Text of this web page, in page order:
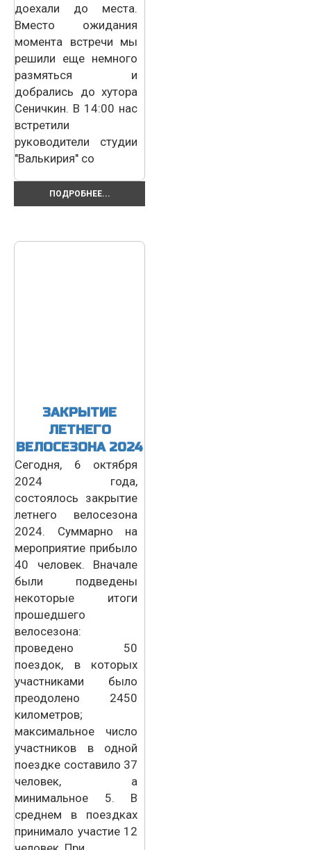
доехали до места.
Вместо ожидания
момента встречи мы
решили еще немного
размяться и
добрались до хутора
Сеничкин. В 14:00 нас
встретили
руководители студии
"Валькирия" со
ПОДРОБНЕЕ...
ЗАКРЫТИЕ
ЛЕТНЕГО
ВЕЛОСЕЗОНА 2024
Сегодня, 6 октября
2024 года,
состоялось закрытие
летнего велосезона
2024. Суммарно на
мероприятие прибыло
40 человек. Вначале
были подведены
некоторые итоги
прошедшего
велосезона:
проведено 50
поездок, в которых
участниками было
преодолено 2450
километров;
максимальное число
участников в одной
поездке составило 37
человек, а
минимальное 5. В
среднем в поездках
принимало участие 12